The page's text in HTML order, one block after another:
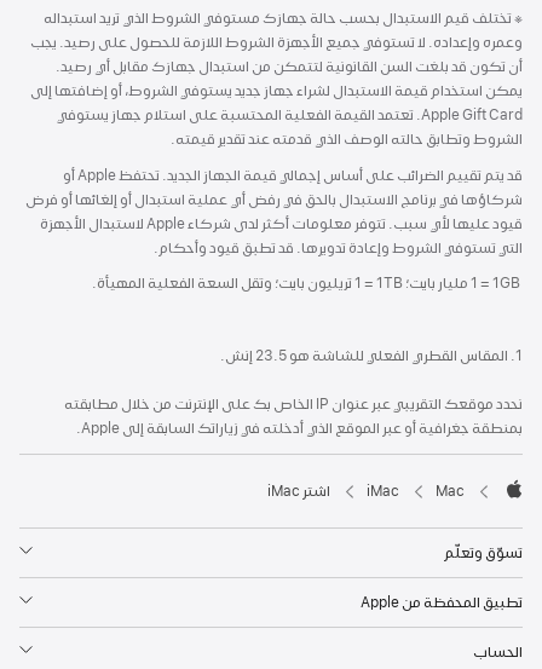
حاشية
※تختلف قيم الاستبدال بحسب حالة جهازك مستوفي الشروط الذي تريد استبداله
وعمره وإعداده. لا تستوفي جميع الأجهزة الشروط اللازمة للحصول على رصيد. يجب
أن تكون قد بلغت السن القانونية لتتمكن من استبدال جهازك مقابل أي رصيد.
يمكن استخدام قيمة الاستبدال لشراء جهاز جديد يستوفي الشروط، أو إضافتها إلى
Apple Gift Card. تعتمد القيمة الفعلية المحتسبة على استلام جهاز يستوفي
الشروط وتطابق حالته الوصف الذي قدمته عند تقدير قيمته.
قد يتم تقييم الضرائب على أساس إجمالي قيمة الجهاز الجديد. تحتفظ Apple أو
شركاؤها في برنامج الاستبدال بالحق في رفض أي عملية استبدال أو إلغائها أو فرض
قيود عليها لأي سبب. تتوفر معلومات أكثر لدى شركاء Apple لاستبدال الأجهزة
التي تستوفي الشروط وإعادة تدويرها. قد تطبق قيود وأحكام.
1. المقاس القطري الفعلي للشاشة هو 23.5 إنش.
نحدد موقعك التقريبي عبر عنوان IP الخاص بك على الإنترنت من خلال مطابقته
بمنطقة جغرافية أو عبر الموقع الذي أدخلته في زياراتك السابقة إلى Apple.
Mac‏
iMac اشتر iMac
تسوّق وتعلّم
تطبيق المحفظة من Apple
الحساب